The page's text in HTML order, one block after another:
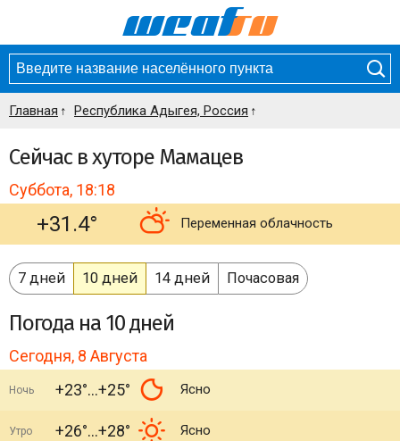
Главная Республика Адыгея, Россия
Сейчас в хуторе Мамацев
Суббота, 18:18
+31.4° Переменная облачность
7 дней 10 дней 14 дней Почасовая
Погода на 10 дней
Сегодня, 8 Августа
Ночь +23° +25° Ясно
Утро +26° +28° Ясно